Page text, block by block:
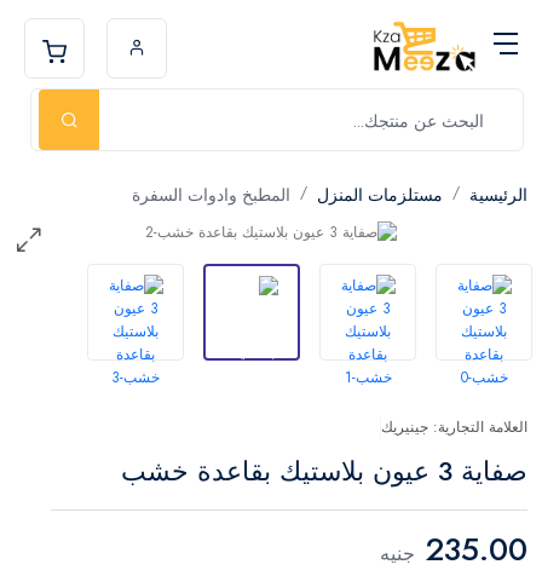
الرئيسية مستلزمات المنزل المطبخ وادوات السفرة
العلامة التجارية: جينيريك
صفاية 3 عيون بلاستيك بقاعدة خشب
235.00 جنيه